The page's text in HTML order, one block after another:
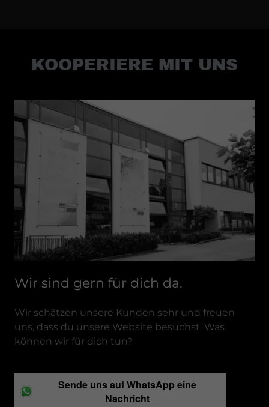
KOOPERIERE MIT UNS
Wir sind gern für dich da.
Wir schätzen unsere Kunden sehr und freuen
uns, dass du unsere Website besuchst. Was
können wir für dich tun?
Sende uns auf WhatsApp eine
Nachricht